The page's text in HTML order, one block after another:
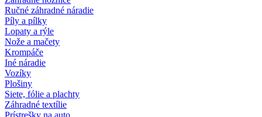
Ručné záhradné náradie
Píly a pílky
Lopaty a rýle
Nože a mačety
Krompáče
Iné náradie
Vozíky
Plošiny
Siete, fólie a plachty
Záhradné textílie
Prístrešky na auto